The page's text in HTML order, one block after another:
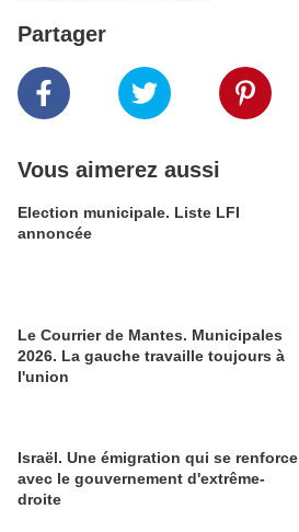
Partager
Vous aimerez aussi
Election municipale. Liste LFI
annoncée
Le Courrier de Mantes. Municipales
2026. La gauche travaille toujours à
l'union
Israël. Une émigration qui se renforce
avec le gouvernement d'extrême-
droite